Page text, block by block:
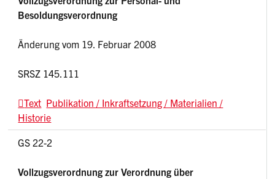
Besoldungsverordnung
Änderung vom 19. Februar 2008
SRSZ 145.111
Text Publikation / Inkraftsetzung / Materialien /
Historie
GS 22-2
Vollzugsverordnung zur Verordnung über